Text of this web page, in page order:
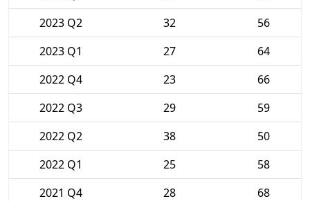
2023 Q2
32
56
2023 Q1
27
64
2022 Q4
23
66
2022 Q3
29
59
2022 Q2
38
50
2022 Q1
25
58
2021 Q4
28
68